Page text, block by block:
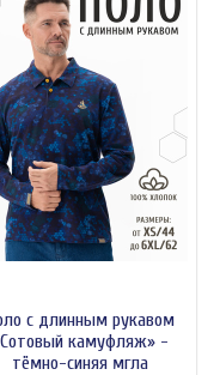
с длинным рукавом
камуфляж» -
тёмно-синяя мгла